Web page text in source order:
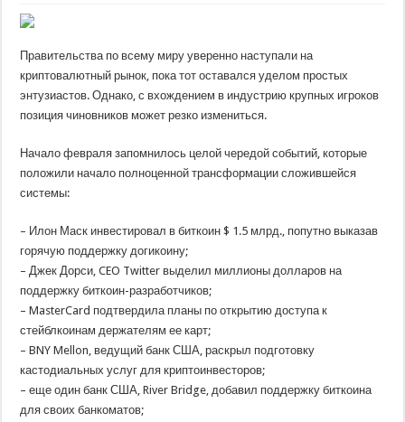
Правительства по всему миру уверенно наступали на
криптовалютный рынок, пока тот оставался уделом простых
энтузиастов. Однако, с вхождением в индустрию крупных игроков
позиция чиновников может резко измениться.
Начало февраля запомнилось целой чередой событий, которые
положили начало полноценной трансформации сложившейся
системы:
– Илон Маск инвестировал в биткоин $ 1.5 млрд., попутно выказав
горячую поддержку догикоину;
– Джек Дорси, CEO Twitter выделил миллионы долларов на
поддержку биткоин-разработчиков;
– MasterCard подтвердила планы по открытию доступа к
стейблкоинам держателям ее карт;
– BNY Mellon, ведущий банк США, раскрыл подготовку
кастодиальных услуг для криптоинвесторов;
– еще один банк США, River Bridge, добавил поддержку биткоина
для своих банкоматов;